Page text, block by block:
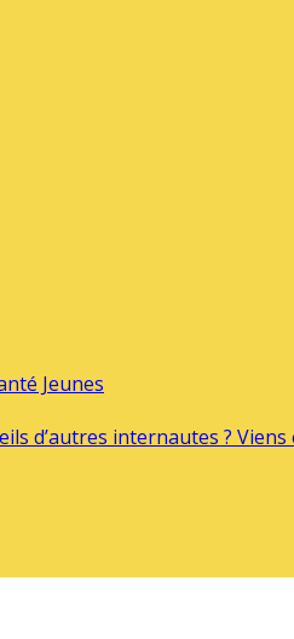
Jeunes
d’autres internautes ?